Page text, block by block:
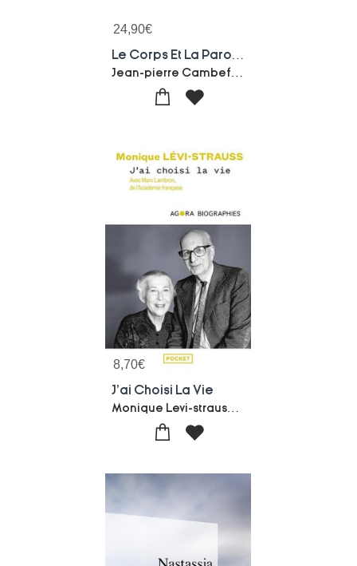
24,90€
8,70€
J'ai Choisi La Vie